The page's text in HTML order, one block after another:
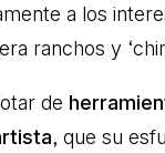
a los
ranchos y
de
, que su